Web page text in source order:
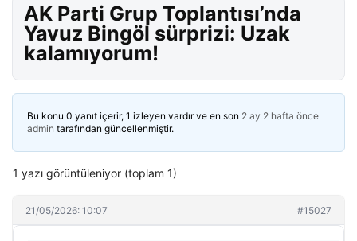
AK Parti Grup Toplantısı’nda
Yavuz Bingöl sürprizi: Uzak
kalamıyorum!
Bu konu 0 yanıt içerir, 1 izleyen vardır ve en son 2 ay 2 hafta önce
admin tarafından güncellenmiştir.
1 yazı görüntüleniyor (toplam 1)
21/05/2026: 10:07 #15027